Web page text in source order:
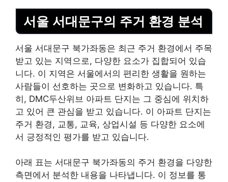
서울 서대문구의 주거 환경 분석
서울 서대문구 북가좌동은 최근 주거 환경에서 주목
받고 있는 지역으로, 다양한 요소가 집합되어 있습
니다. 이 지역은 서울에서의 편리한 생활을 원하는
사람들이 선호하는 곳으로 변화하고 있습니다. 특
히, DMC두산위브 아파트 단지는 그 중심에 위치하
고 있어 큰 관심을 받고 있습니다. 이 아파트 단지는
주거 환경, 교통, 교육, 상업시설 등 다양한 요소에
서 긍정적인 평가를 받고 있습니다.
아래 표는 서대문구 북가좌동의 주거 환경을 다양한
측면에서 분석한 내용을 나타냅니다. 이 정보를 통